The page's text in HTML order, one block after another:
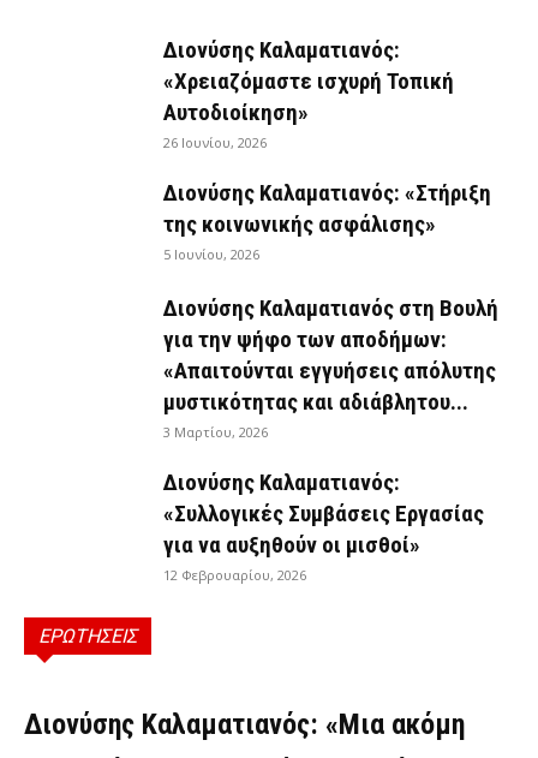
Διονύσης Καλαματιανός:
«Χρειαζόμαστε ισχυρή Τοπική
Αυτοδιοίκηση»
26 Ιουνίου, 2026
Διονύσης Καλαματιανός: «Στήριξη
της κοινωνικής ασφάλισης»
5 Ιουνίου, 2026
Διονύσης Καλαματιανός στη Βουλή
για την ψήφο των αποδήμων:
«Απαιτούνται εγγυήσεις απόλυτης
μυστικότητας και αδιάβλητου...
3 Μαρτίου, 2026
Διονύσης Καλαματιανός:
«Συλλογικές Συμβάσεις Εργασίας
για να αυξηθούν οι μισθοί»
12 Φεβρουαρίου, 2026
ΕΡΩΤΗΣΕΙΣ
ΕΡΩΤΉΣΕΙΣ
Διονύσης Καλαματιανός: «Μια ακόμη